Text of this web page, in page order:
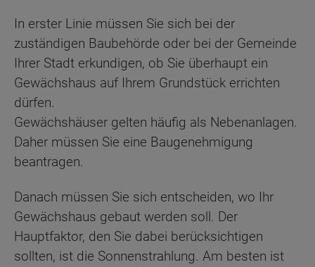
In erster Linie müssen Sie sich bei der
zuständigen Baubehörde oder bei der Gemeinde
Ihrer Stadt erkundigen, ob Sie überhaupt ein
Gewächshaus auf Ihrem Grundstück errichten
dürfen.
Gewächshäuser gelten häufig als Nebenanlagen.
Daher müssen Sie eine Baugenehmigung
beantragen.
Danach müssen Sie sich entscheiden, wo Ihr
Gewächshaus gebaut werden soll. Der
Hauptfaktor, den Sie dabei berücksichtigen
sollten, ist die Sonnenstrahlung. Am besten ist